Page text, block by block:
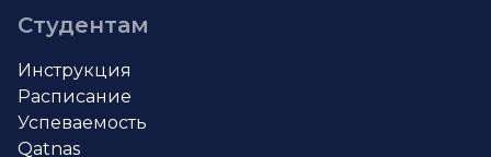
Студентам
Инструкция
Расписание
Успеваемость
Qatnas